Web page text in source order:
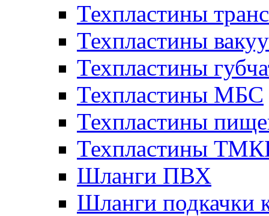
Техпластины
Техпластины
Техпластины
Техпластины МБС
Техпластины
Техпластины
Шланги ПВХ
Шланги подкачки